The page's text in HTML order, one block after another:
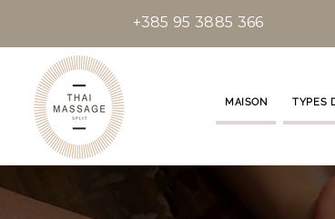
+385 95 3885 366
MAISON TYPES